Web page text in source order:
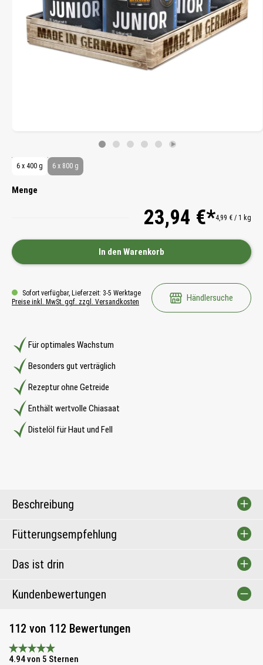
Für optimales Wachstum
Besonders gut verträglich
Rezeptur ohne Getreide
Enthält wertvolle Chiasaat
Distelöl für Haut und Fell
6 x 400 g 6 x 800 g
Menge
23,94 €*4,99 € / 1 kg
In den Warenkorb
Sofort verfügbar, Lieferzeit: 3-5 Werktage
Preise inkl. MwSt. ggf. zzgl. Versandkosten
Händlersuche
Beschreibung
Fütterungsempfehlung
Das ist drin
Kundenbewertungen
112 von 112 Bewertungen
Durchschnittliche Bewertung 4.9 von 5 Sternen
4.94 von 5 Sternen